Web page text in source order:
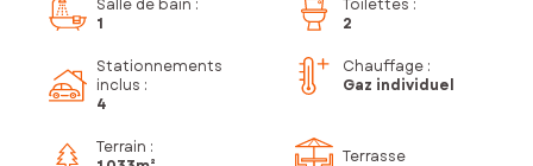
Salle de bain :
1
Toilettes :
2
Stationnements
inclus :
4
Chauffage :
Gaz individuel
Terrain :
Terrasse